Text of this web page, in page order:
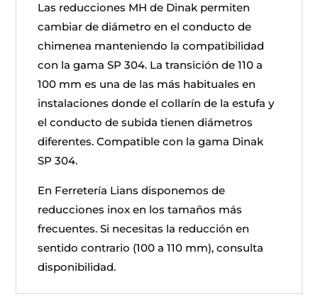
Las reducciones MH de Dinak permiten
cambiar de diámetro en el conducto de
chimenea manteniendo la compatibilidad
con la gama SP 304. La transición de 110 a
100 mm es una de las más habituales en
instalaciones donde el collarín de la estufa y
el conducto de subida tienen diámetros
diferentes. Compatible con la gama Dinak
SP 304.
En Ferretería Lians disponemos de
reducciones inox en los tamaños más
frecuentes. Si necesitas la reducción en
sentido contrario (100 a 110 mm), consulta
disponibilidad.